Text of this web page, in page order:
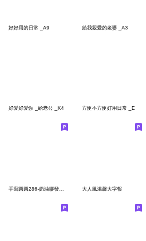
好好用的日常 _A9 給我親愛的老婆 _A3
好愛好愛你 _給老公 _K4 方便不方便好用日常 _E
大人風溫馨大字報